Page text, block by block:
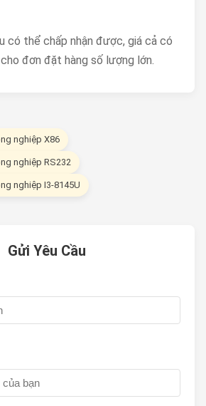
có thể chấp nhận được, giá cả có
đơn đặt hàng số lượng lớn.
nghiệp X86
nghiệp RS232
nghiệp I3-8145U
Gửi Yêu Cầu